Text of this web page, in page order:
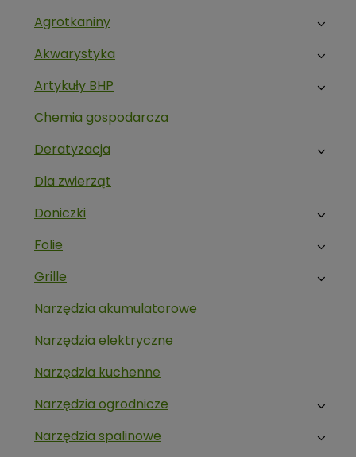
Agrotkaniny
Akwarystyka
Artykuły BHP
Chemia gospodarcza
Deratyzacja
Dla zwierząt
Doniczki
Folie
Grille
Narzędzia akumulatorowe
Narzędzia elektryczne
Narzędzia kuchenne
Narzędzia ogrodnicze
Narzędzia spalinowe